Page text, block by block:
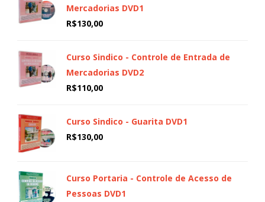
Mercadorias DVD1
R$130,00
Curso Sindico - Controle de Entrada de
Mercadorias DVD2
R$110,00
Curso Sindico - Guarita DVD1
R$130,00
Curso Portaria - Controle de Acesso de
Pessoas DVD1